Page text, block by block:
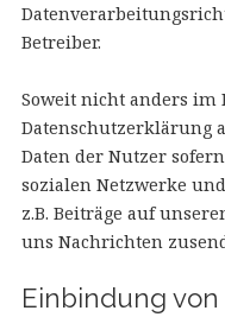
Betreiber.
Soweit nicht anders im
Datenschutzerklärung
Daten der Nutzer
sozialen Netzwerke
z.B. Beiträge auf
uns Nachrichten
Einbindung